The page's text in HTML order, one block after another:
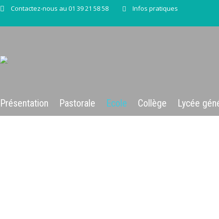
Infos pratiques
Contactez-nous au 01 39 21 58 58
Présentation Pastorale Ecole Collège Lycée